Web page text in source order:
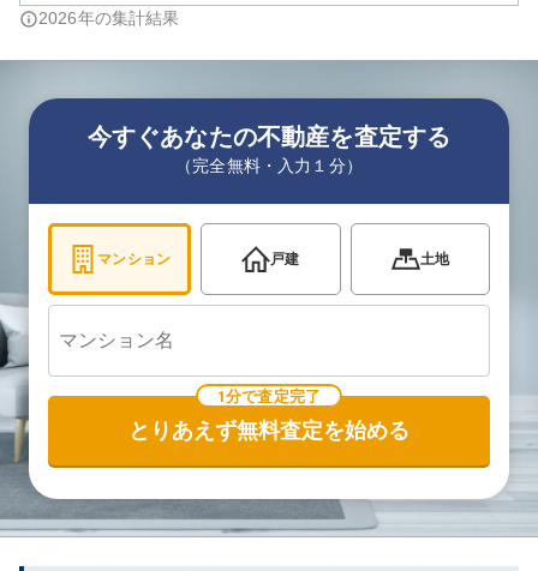
2026年の集計結果
今すぐあなたの不動産を査定する
（完全無料・入力１分）
マンション 戸建 土地
1分で査定完了
とりあえず無料査定を始める